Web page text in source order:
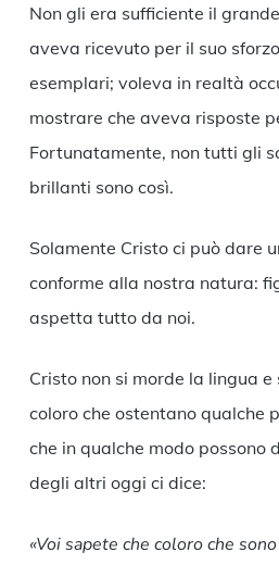
Non gli era sufficiente il
aveva ricevuto per il suo
esemplari; voleva in realtà
mostrare che aveva risposte
Fortunatamente, non tutti gli
brillanti sono così.
Solamente Cristo ci può dare
conforme alla nostra natura:
aspetta tutto da noi.
Cristo non si morde la lingua
coloro che ostentano qualche
che in qualche modo possono
degli altri oggi ci dice:
«Voi sapete che coloro che